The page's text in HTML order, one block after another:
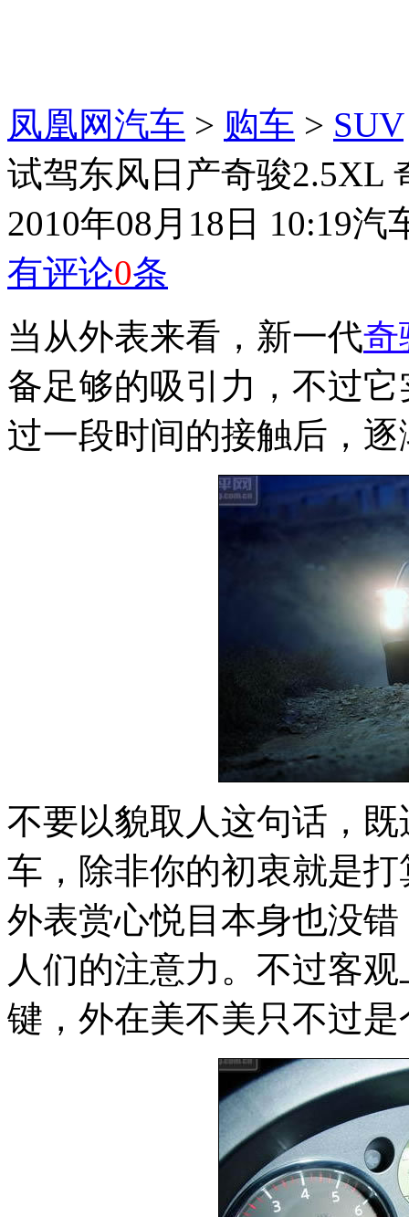
凤凰网汽车 > 购车 > SUV
试驾东风日产奇骏2.5XL
2010年08月18日 10:19汽
有评论0条
当从外表来看，新一代奇
备足够的吸引力，不过
过一段时间的接触后，
不要以貌取人这句话，
车，除非你的初衷就是
外表赏心悦目本身也没
人们的注意力。不过客
键，外在美不美只不过